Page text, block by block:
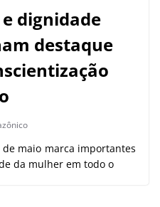
dignidade
destaque
maio marca importantes
da mulher em todo o